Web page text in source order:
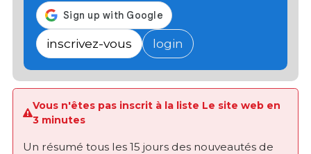
inscrivez-vous login
Vous n'êtes pas inscrit à la liste Le site web en
3 minutes
Un résumé tous les 15 jours des nouveautés de